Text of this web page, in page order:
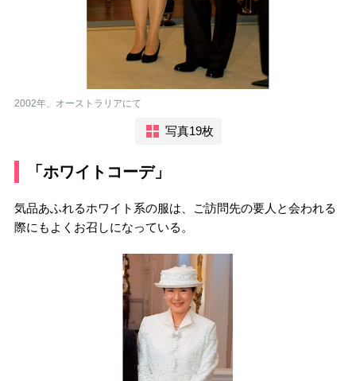
2002年、オーストラリアにて
写真19枚
「ホワイトコーデ」
気品あふれるホワイト系の服は、ご訪問先の要人と会われる
際にもよくお召しになっている。